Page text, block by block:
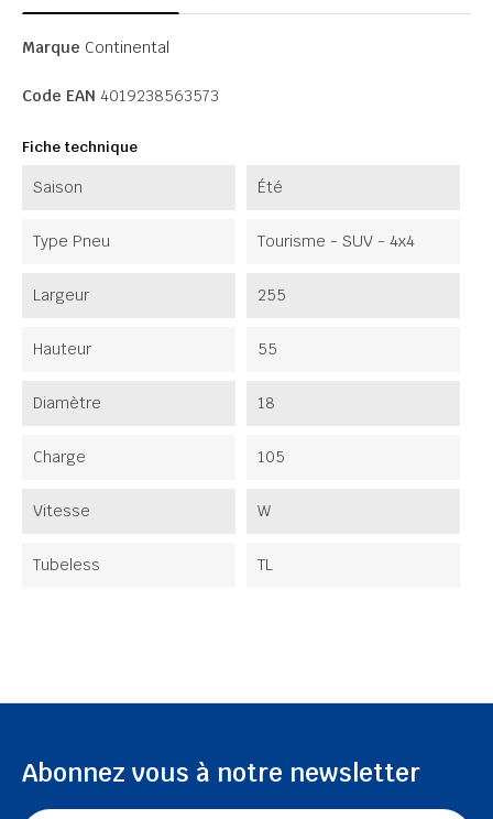
Marque Continental
Code EAN 4019238563573
Fiche technique
Saison Été
Type Pneu Tourisme - SUV - 4x4
Largeur 255
Hauteur 55
Diamètre 18
Charge 105
Vitesse W
Tubeless TL
Abonnez vous à notre newsletter